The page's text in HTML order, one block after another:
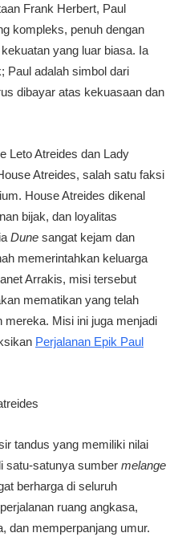
Frank Herbert, Paul
kompleks, penuh dengan
yang luar biasa. Ia
Paul adalah simbol dari
dibayar atas kekuasaan dan
Leto Atreides dan Lady
Atreides, salah satu faksi
House Atreides dikenal
bijak, dan loyalitas
Dune sangat kejam dan
memerintahkan keluarga
Arrakis, misi tersebut
mematikan yang telah
Misi ini juga menjadi
Perjalanan Epik Paul
tandus yang memiliki nilai
satu-satunya sumber melange
berharga di seluruh
ruang angkasa,
dan memperpanjang umur.